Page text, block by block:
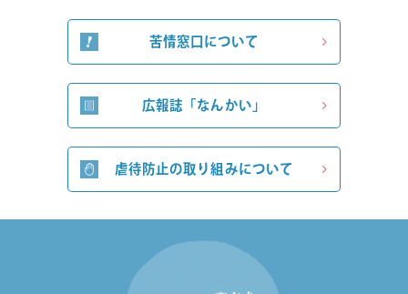
苦情窓口について
広報誌「なんかい」
虐待防止の取り組みについて